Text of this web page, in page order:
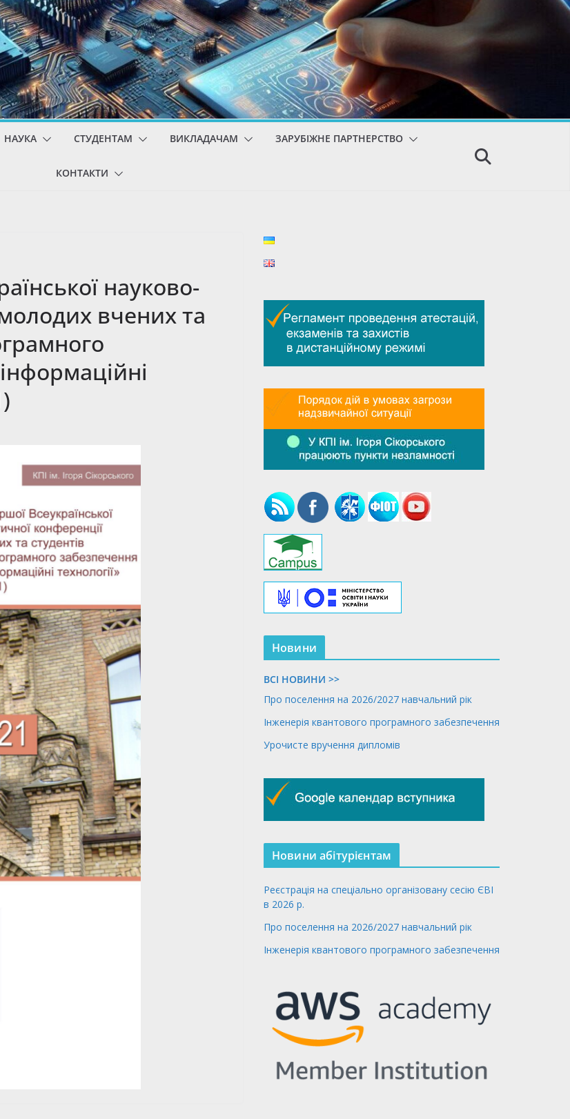
НАУКА СТУДЕНТАМ ВИКЛАДАЧАМ ЗАРУБІЖНЕ ПАРТНЕРСТВО
КОНТАКТИ
науково-
вчених та
Новини
ВСІ НОВИНИ >>
Про поселення на 2026/2027 навчальний рік
Інженерія квантового програмного забезпечення
Урочисте вручення дипломів
Новини абітурієнтам
Реєстрація на спеціально організовану сесію ЄВІ
в 2026 р.
Про поселення на 2026/2027 навчальний рік
Інженерія квантового програмного забезпечення